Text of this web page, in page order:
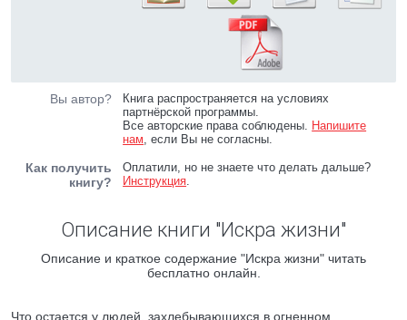
Вы автор?
Книга распространяется на условиях
партнёрской программы.
Все авторские права соблюдены. Напишите
нам, если Вы не согласны.
Как получить
книгу?
Оплатили, но не знаете что делать дальше?
Инструкция.
Описание книги "Искра жизни"
Описание и краткое содержание "Искра жизни" читать
бесплатно онлайн.
Что остается у людей, захлебывающихся в огненном